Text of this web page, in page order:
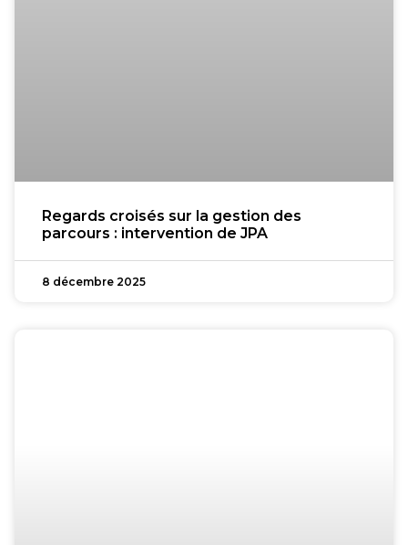
Regards croisés sur la gestion des
parcours : intervention de JPA
8 décembre 2025